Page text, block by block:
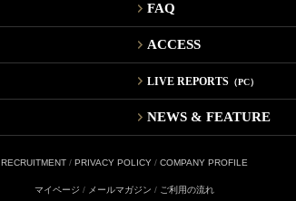
FAQ
ACCESS
LIVE REPORTS （PC）
NEWS & FEATURE
RECRUITMENT / PRIVACY POLICY / COMPANY PROFILE
マイページ / メールマガジン / ご利用の流れ